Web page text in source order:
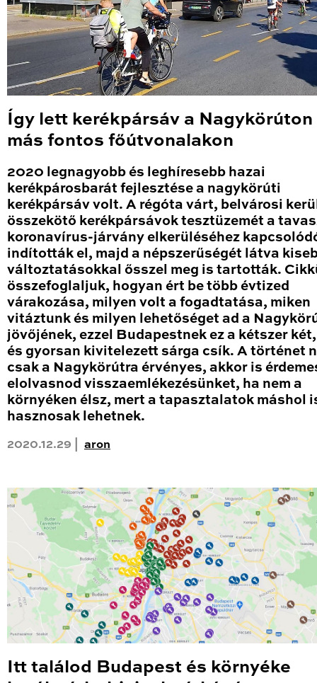
Így lett kerékpársáv a Nagykörúton
más fontos főútvonalakon
2020 legnagyobb és leghíresebb hazai
kerékpárosbarát fejlesztése a nagykörúti
kerékpársáv volt. A régóta várt, belvárosi
összekötő kerékpársávok tesztüzemét a
koronavírus-járvány elkerüléséhez
indították el, majd a népszerűségét látva
változtatásokkal ősszel meg is tartották.
összefoglaljuk, hogyan ért be több évtized
várakozása, milyen volt a fogadtatása, miken
vitáztunk és milyen lehetőséget ad a
jövőjének, ezzel Budapestnek ez a kétszer
és gyorsan kivitelezett sárga csík. A történet
csak a Nagykörútra érvényes, akkor is
elolvasnod visszaemlékezésünket, ha nem a
környéken élsz, mert a tapasztalatok máshol
hasznosak lehetnek.
2020.12.29 | aron
Itt találod Budapest és környéke